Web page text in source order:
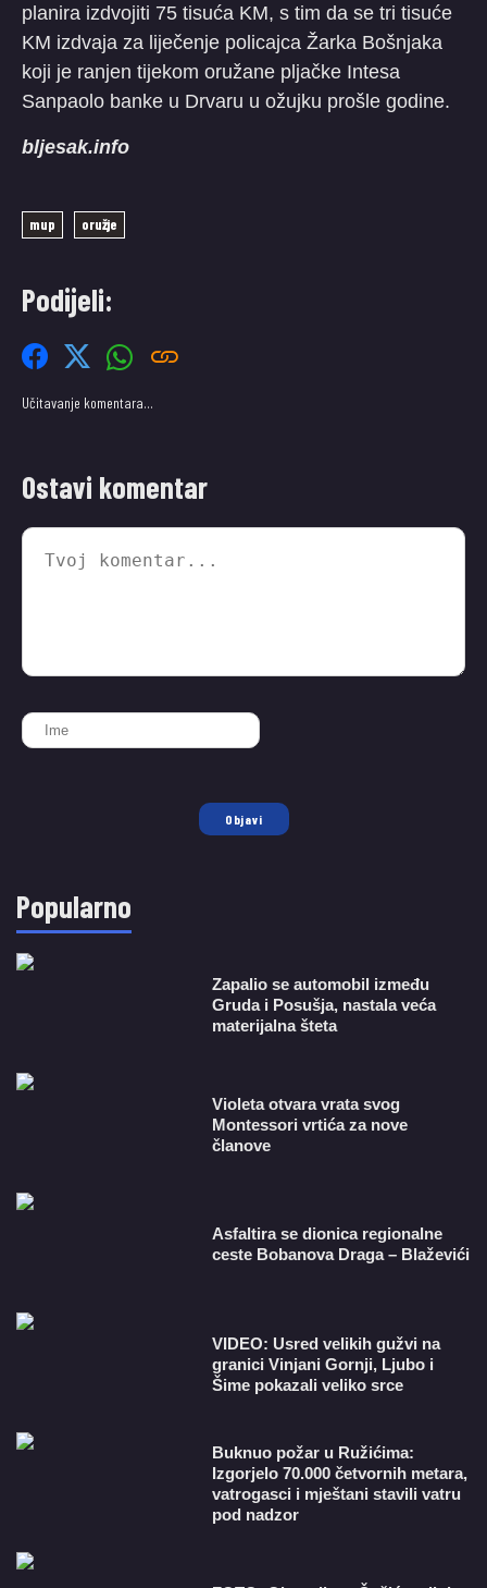
planira izdvojiti 75 tisuća KM, s tim da se tri tisuće
KM izdvaja za liječenje policajca Žarka Bošnjaka
koji je ranjen tijekom oružane pljačke Intesa
Sanpaolo banke u Drvaru u ožujku prošle godine.
bljesak.info
mup oružje
Podijeli:
Učitavanje komentara…
Ostavi komentar
Objavi
Popularno
Zapalio se automobil između
Gruda i Posušja, nastala veća
materijalna šteta
Violeta otvara vrata svog
Montessori vrtića za nove
članove
Asfaltira se dionica regionalne
ceste Bobanova Draga – Blaževići
VIDEO: Usred velikih gužvi na
granici Vinjani Gornji, Ljubo i
Šime pokazali veliko srce
Buknuo požar u Ružićima:
Izgorjelo 70.000 četvornih metara,
vatrogasci i mještani stavili vatru
pod nadzor